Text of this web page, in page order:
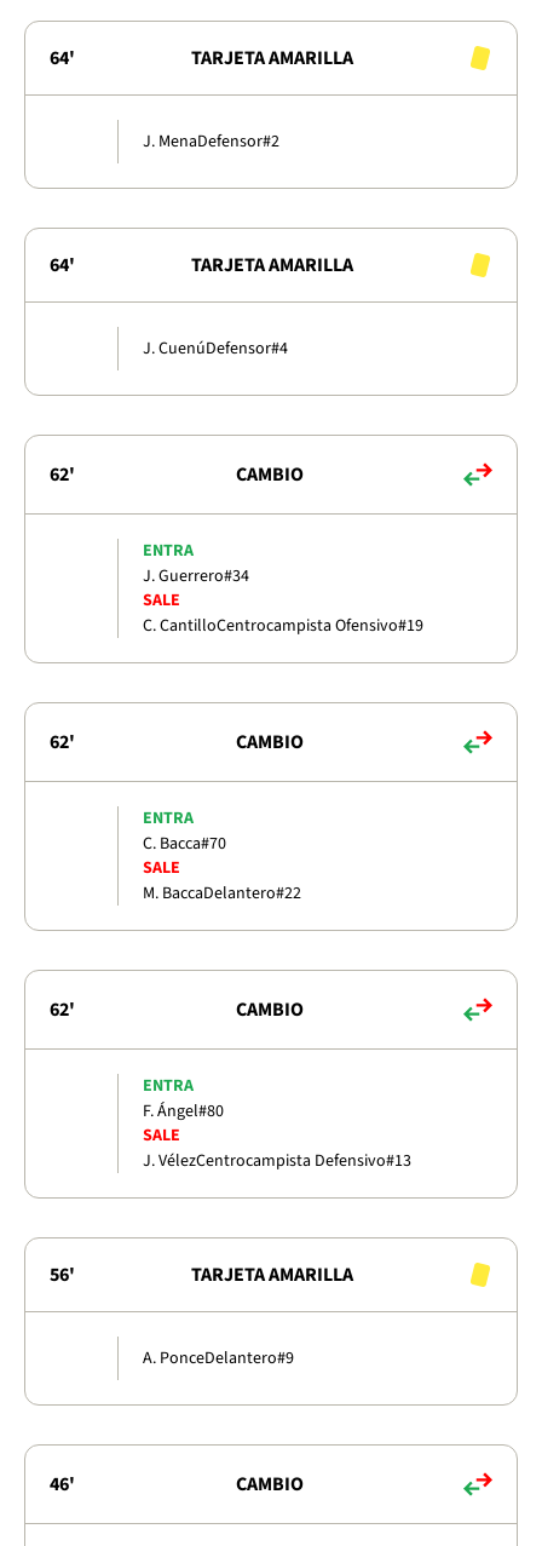
64' TARJETA AMARILLA
J. MenaDefensor#2
64' TARJETA AMARILLA
J. CuenúDefensor#4
62' CAMBIO
ENTRA
J. Guerrero#34
SALE
C. CantilloCentrocampista Ofensivo#19
62' CAMBIO
ENTRA
C. Bacca#70
SALE
M. BaccaDelantero#22
62' CAMBIO
ENTRA
F. Ángel#80
SALE
J. VélezCentrocampista Defensivo#13
56' TARJETA AMARILLA
A. PonceDelantero#9
46' CAMBIO